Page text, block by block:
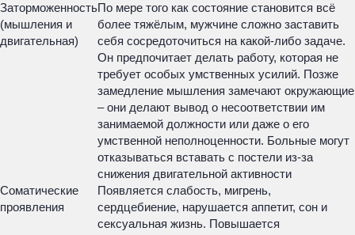
Заторможенность
(мышления и
двигательная)
По мере того как состояние становится всё
более тяжёлым, мужчине сложно заставить
себя сосредоточиться на какой-либо задаче.
Он предпочитает делать работу, которая не
требует особых умственных усилий. Позже
замедление мышления замечают окружающие
– они делают вывод о несоответствии им
занимаемой должности или даже о его
умственной неполноценности. Больные могут
отказываться вставать с постели из-за
снижения двигательной активности
Соматические
проявления
Появляется слабость, мигрень,
сердцебиение, нарушается аппетит, сон и
сексуальная жизнь. Повышается